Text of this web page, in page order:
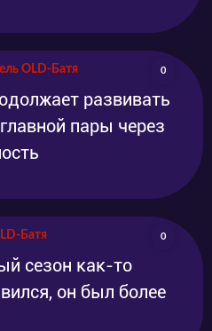
OLD-Батя 0
развивать
пары через
Батя 0
сезон как-то
он был более